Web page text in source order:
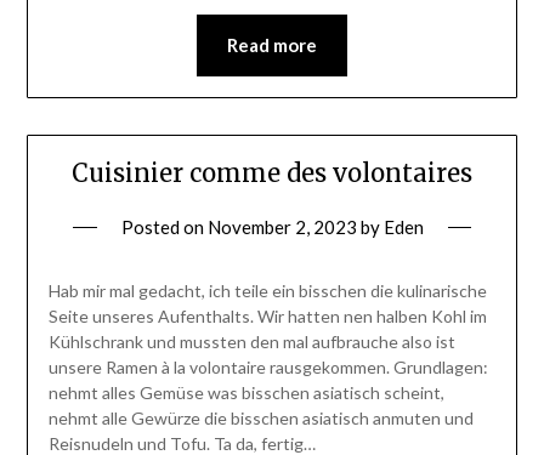
Read more
Cuisinier comme des volontaires
Posted on November 2, 2023 by Eden
Hab mir mal gedacht, ich teile ein bisschen die kulinarische
Seite unseres Aufenthalts. Wir hatten nen halben Kohl im
Kühlschrank und mussten den mal aufbrauche also ist
unsere Ramen à la volontaire rausgekommen. Grundlagen:
nehmt alles Gemüse was bisschen asiatisch scheint,
nehmt alle Gewürze die bisschen asiatisch anmuten und
Reisnudeln und Tofu. Ta da, fertig…